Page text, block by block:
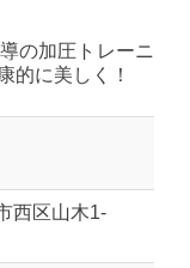
の加圧トレーニ
的に美しく！
西区山木1-